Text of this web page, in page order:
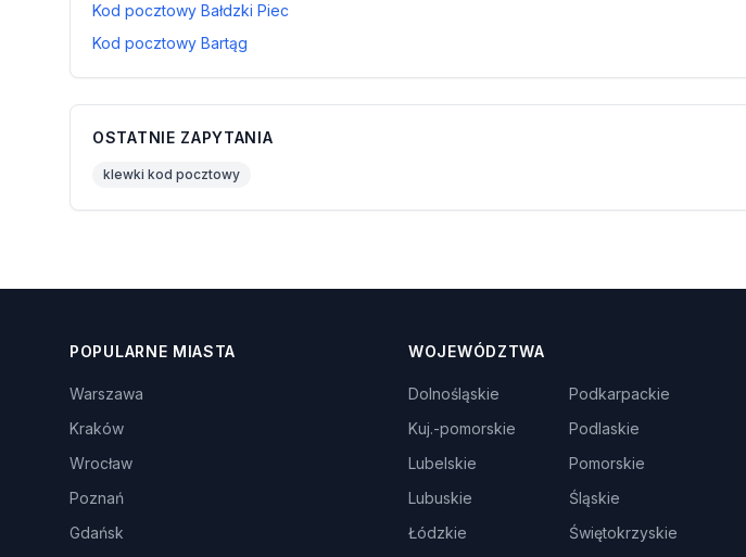
Kod pocztowy Bałdzki Piec
Kod pocztowy Bartąg
OSTATNIE ZAPYTANIA
klewki kod pocztowy
POPULARNE MIASTA
Warszawa
Kraków
Wrocław
Poznań
Gdańsk
WOJEWÓDZTWA
Dolnośląskie
Kuj.-pomorskie
Lubelskie
Lubuskie
Łódzkie
Podkarpackie
Podlaskie
Pomorskie
Śląskie
Świętokrzyskie